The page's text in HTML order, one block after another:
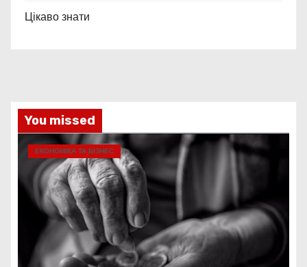
Цікаво знати
You missed
ЕКОНОМІКА ТА БІЗНЕС